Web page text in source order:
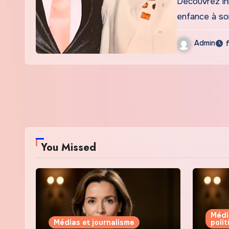
enfance à
Admin
You Missed
Médias et journalisme